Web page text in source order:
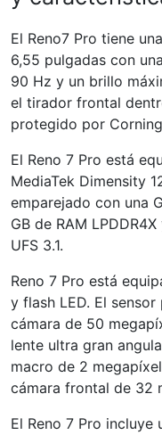
El Reno7 Pro tiene
6,55 pulgadas con
90 Hz y un brillo
el tirador frontal
protegido por
El Reno 7 Pro está
MediaTek Dimensity
emparejado con una
GB de RAM
UFS 3.1.
Reno 7 Pro está
y flash LED. El
cámara de 50
lente ultra gran
macro de 2
cámara frontal de 32
El Reno 7 Pro